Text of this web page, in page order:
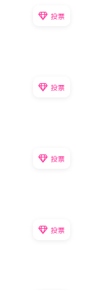
投票
投票
投票
投票